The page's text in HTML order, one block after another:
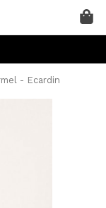
- Ecardin